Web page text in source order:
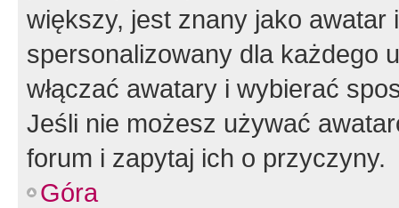
większy, jest znany jako
spersonalizowany dla każdego
włączać awatary i wybierać
Jeśli nie możesz używać
forum i zapytaj ich o przyczyny.
Góra